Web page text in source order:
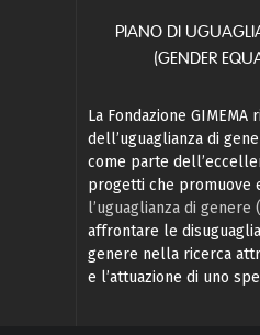
PIANO DI
(GENDER
La Fondazione
dell’uguaglianza di
come parte
progetti che promuove
l’uguaglianza di genere
affrontare le
genere nella ricerca
e l’attuazione di uno